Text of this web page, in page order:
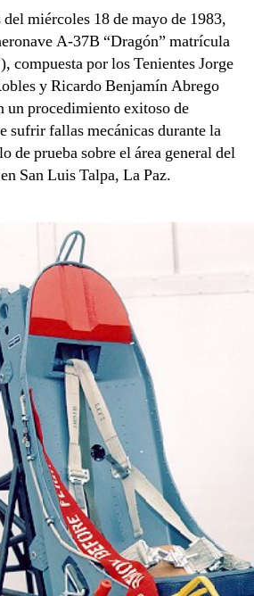
miércoles 18 de mayo de 1983,
A-37B “Dragón” matrícula
compuesta por los Tenientes Jorge
y Ricardo Benjamín Abrego
un procedimiento exitoso de
sufrir fallas mecánicas durante la
de prueba sobre el área general del
San Luis Talpa, La Paz.